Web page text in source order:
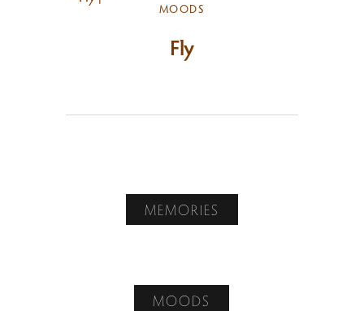
MOODS
Fly
MEMORIES
MOODS